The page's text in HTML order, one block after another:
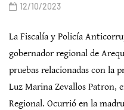
12/10/2023
La Fiscalía y Policía
gobernador regional de
pruebas relacionadas con la
Luz Marina Zevallos Patron,
Regional. Ocurrió en la